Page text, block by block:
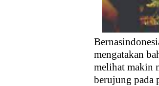
mengatakan
melihat makin
berujung pada